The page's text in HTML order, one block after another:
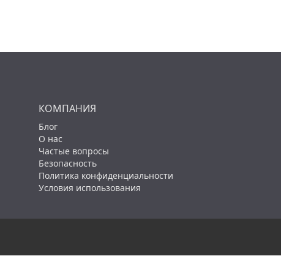
КОМПАНИЯ
Блог
О нас
Частые вопросы
Безопасность
Политика конфиденциальности
Условия использования